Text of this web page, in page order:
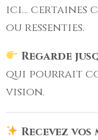
ici… certaines
ou ressenties.
Regarde
qui pourrait
vision.
Recevez vos